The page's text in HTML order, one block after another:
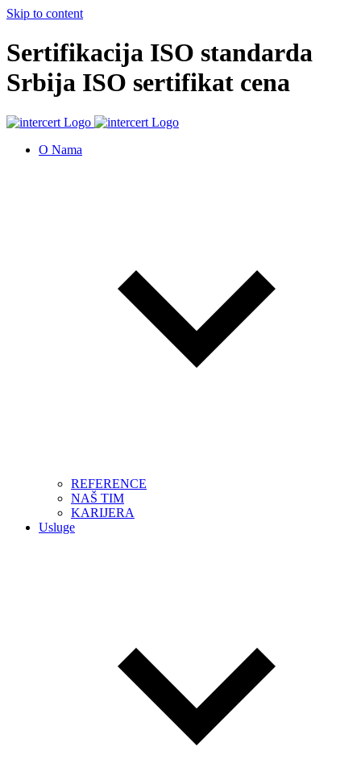
Skip to content
Sertifikacija ISO standarda
Srbija ISO sertifikat cena
O Nama
REFERENCE
NAŠ TIM
KARIJERA
Usluge